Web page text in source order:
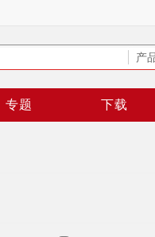
专题 下载